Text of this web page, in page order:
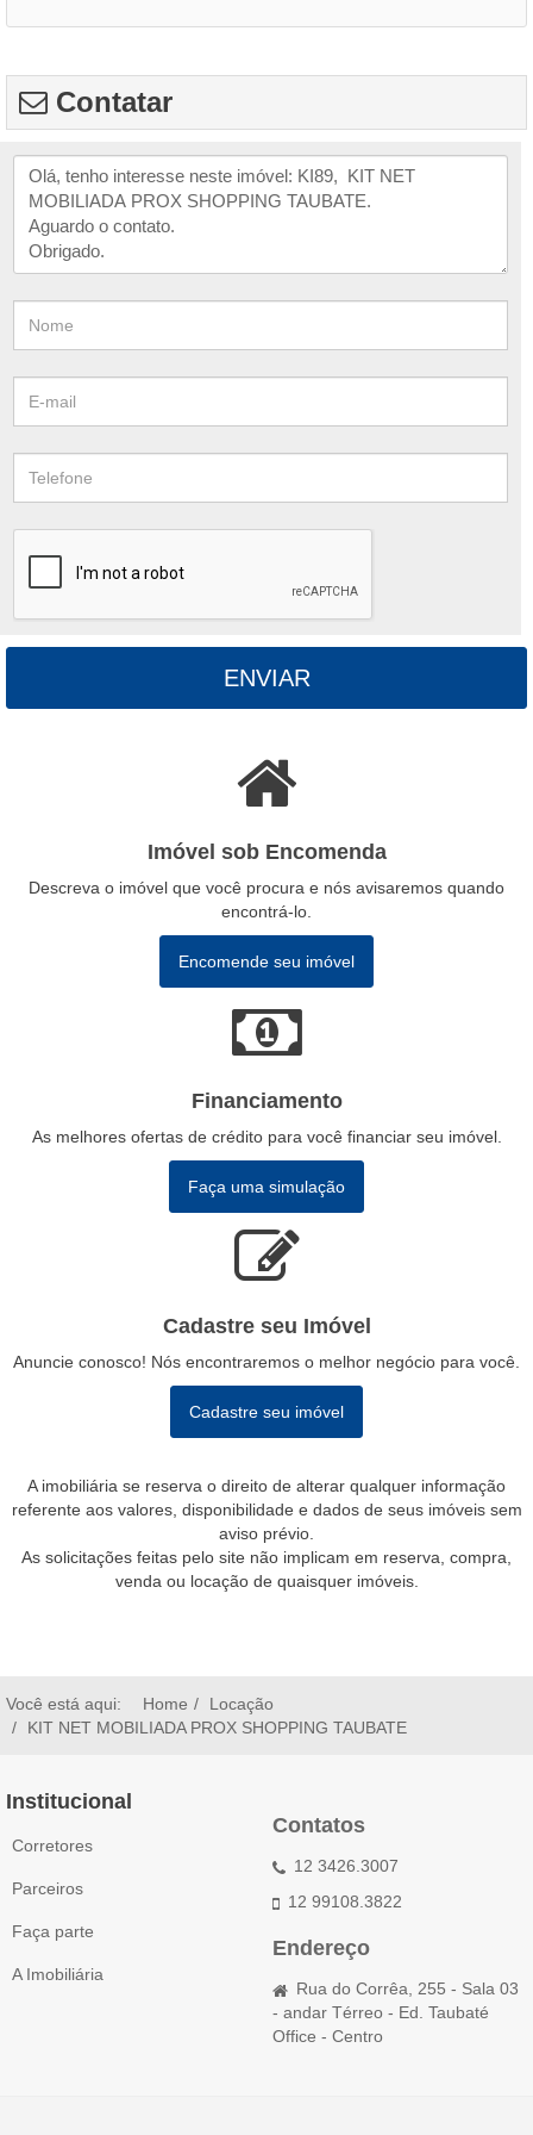
Contatar
ENVIAR
Imóvel sob Encomenda
Descreva o imóvel que você procura e nós avisaremos quando
encontrá-lo.
Encomende seu imóvel
Financiamento
As melhores ofertas de crédito para você financiar seu imóvel.
Faça uma simulação
Cadastre seu Imóvel
Anuncie conosco! Nós encontraremos o melhor negócio para você.
Cadastre seu imóvel
A imobiliária se reserva o direito de alterar qualquer informação
referente aos valores, disponibilidade e dados de seus imóveis sem
aviso prévio.
As solicitações feitas pelo site não implicam em reserva, compra,
venda ou locação de quaisquer imóveis.
Você está aqui: Home
Locação
KIT NET MOBILIADA PROX SHOPPING TAUBATE
Institucional
Corretores
Parceiros
Faça parte
A Imobiliária
Contatos
12 3426.3007
12 99108.3822
Endereço
Rua do Corrêa, 255 - Sala 03
- andar Térreo - Ed. Taubaté
Office - Centro